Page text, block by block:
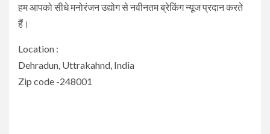
हम आपको सीधे मनोरंजन उद्योग से नवीनतम ब्रेकिंग न्यूज प्रदान करते
हैं।
Location :
Dehradun, Uttrakahnd, India
Zip code -248001